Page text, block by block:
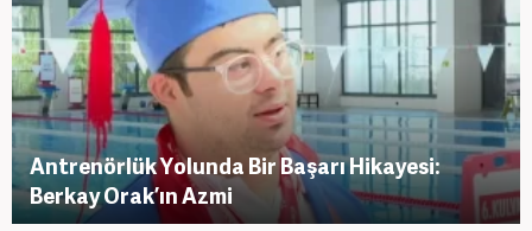
Antrenörlük Yolunda Bir Başarı Hikayesi:
Berkay Orak’ın Azmi